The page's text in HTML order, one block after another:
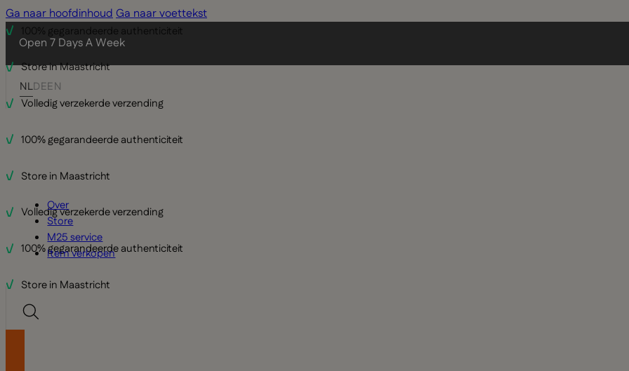
Ga naar hoofdinhoudGa naar voettekst
Open 7 Days A Week
NLDEEN
100% gegarandeerde authenticiteit
Store in Maastricht
Volledig verzekerde verzending
100% gegarandeerde authenticiteit
Store in Maastricht
Volledig verzekerde verzending
100% gegarandeerde authenticiteit
Store in Maastricht
Over
Store
M25 service
Item verkopen